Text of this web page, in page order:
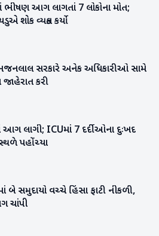
ભીષણ આગ લાગતાં 7 લોકોના મોત;
શોક વ્યક્ત કર્યો
સરકારે અનેક અધિકારીઓ સામે
જાહેરાત કરી
લાગી; ICUમાં 7 દર્દીઓના દુઃખદ
પહોંચ્યા
બે સમુદાયો વચ્ચે હિંસા ફાટી નીકળી,
ચાંપી